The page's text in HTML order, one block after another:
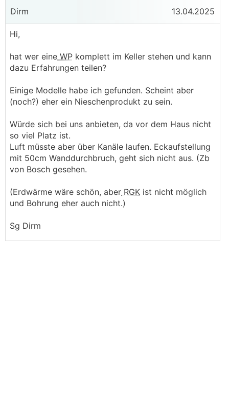
Dirm 13.04.2025
Hi,
hat wer eine WP komplett im Keller stehen und kann
dazu Erfahrungen teilen?
Einige Modelle habe ich gefunden. Scheint aber
(noch?) eher ein Nieschenprodukt zu sein.
Würde sich bei uns anbieten, da vor dem Haus nicht
so viel Platz ist.
Luft müsste aber über Kanäle laufen. Eckaufstellung
mit 50cm Wanddurchbruch, geht sich nicht aus. (Zb
von Bosch gesehen.
(Erdwärme wäre schön, aber RGK ist nicht möglich
und Bohrung eher auch nicht.)
Sg Dirm